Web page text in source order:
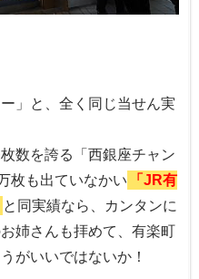
」と、全く同じ当せん実
数を誇る「西銀座チャン
枚も出ていなかい
「JR有
と同実績なら、カンタンに
姉さんも拝めて、有楽町
がいいではないか！